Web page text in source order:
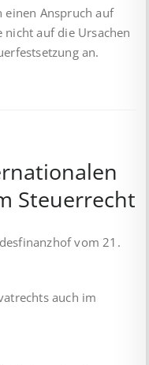
einen Anspruch auf
nicht auf die Ursachen
an.
Steuerrecht
vom 21.
auch im